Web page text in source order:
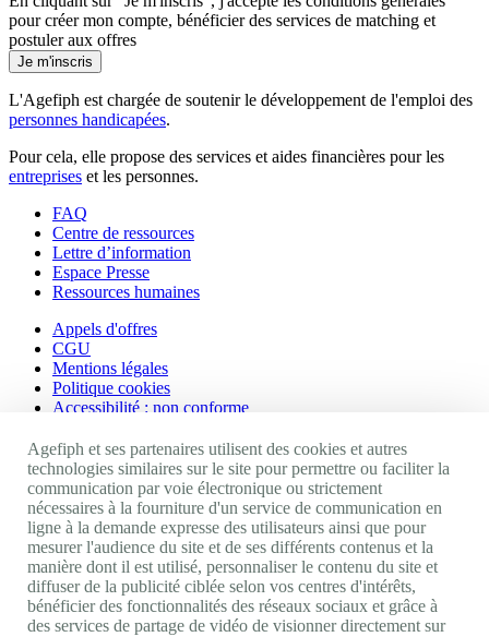
pour créer mon compte, bénéficier des services de matching et
postuler aux offres
Je m'inscris
L'Agefiph est chargée de soutenir le développement de l'emploi des
personnes handicapées.
Pour cela, elle propose des services et aides financières pour les
entreprises et les personnes.
FAQ
Centre de ressources
Lettre d’information
Espace Presse
Ressources humaines
Appels d'offres
CGU
Mentions légales
Politique cookies
Accessibilité : non conforme
Nos autres sites
Site portail Agefiph
Activateur de progrès
Handinnov
Innovation et recherche
Université du RRH
Service AppuiPro
Agefiph et ses partenaires utilisent des cookies et autres
technologies similaires sur le site pour permettre ou faciliter la
communication par voie électronique ou strictement
nécessaires à la fourniture d'un service de communication en
ligne à la demande expresse des utilisateurs ainsi que pour
mesurer l'audience du site et de ses différents contenus et la
manière dont il est utilisé, personnaliser le contenu du site et
diffuser de la publicité ciblée selon vos centres d'intérêts,
bénéficier des fonctionnalités des réseaux sociaux et grâce à
des services de partage de vidéo de visionner directement sur